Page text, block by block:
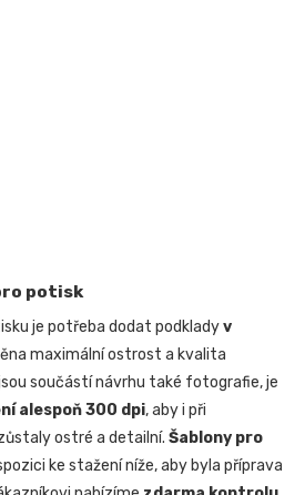
potisk
je potřeba dodat podkladyv
maximální ostrost a kvalita
součástí návrhu také fotografie, je
alespoň 300 dpi, aby i při
ostré a detailní.Šablony pro
ke stažení níže, aby byla příprava